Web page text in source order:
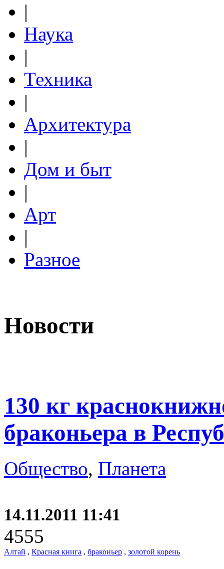
|
Наука
|
Техника
|
Архитектура
|
Дом и быт
|
Арт
|
Разное
Новости
130 кг
браконьера в
Общество, Планета
14.11.2011 11:41
4555
Алтай , Красная книга , браконьер , золотой корень